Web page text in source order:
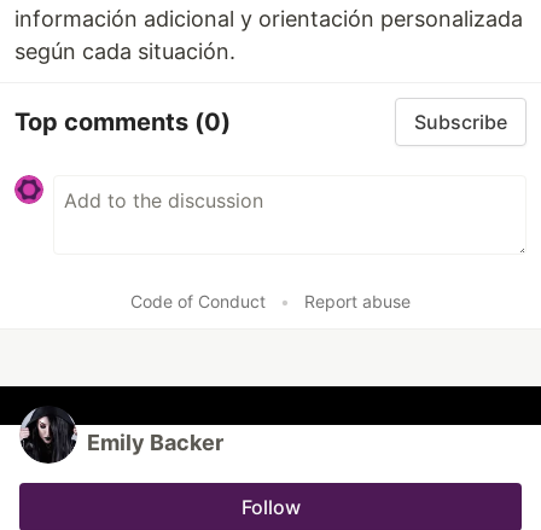
información adicional y orientación personalizada
según cada situación.
Top comments (0) Subscribe
Code of Conduct • Report abuse
Emily Backer
Follow